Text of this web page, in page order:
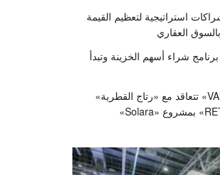
مصر» توقع 3 شراكات استراتيجية لتعظيم القيمة
العقاري
شراء أسهم الخزينة وتبدأ
شركة « VALO Hospitality» تتعاقد مع «رتاج القطرية»